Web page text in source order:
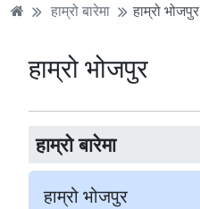
हाम्रो बारेमा हाम्रो भोजपुर
हाम्रो बारेमा
हाम्रो भोजपुर
हाम्रो भोजपुर